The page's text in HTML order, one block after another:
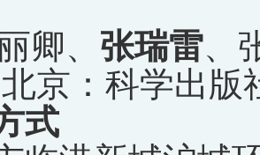
卿、 张瑞雷、
北京：科学出版
式